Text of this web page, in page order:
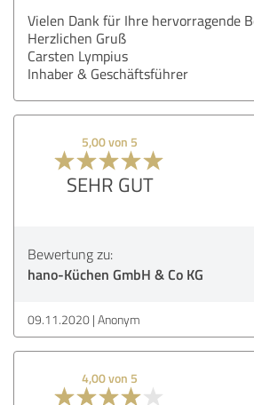
Vielen Dank für Ihre hervorragende
Herzlichen Gruß
Carsten Lympius
Inhaber & Geschäftsführer
5,00 von 5
SEHR GUT
Bewertung zu:
hano-Küchen GmbH & Co KG
09.11.2020 Anonym
4,00 von 5